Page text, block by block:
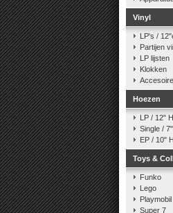
Vinyl
LP's /
Partijen
LP lijsten
Klokken
Hoezen
LP / 12"
Single /
EP / 10"
Toys &
Funko
Lego
Playmobil
Super 7